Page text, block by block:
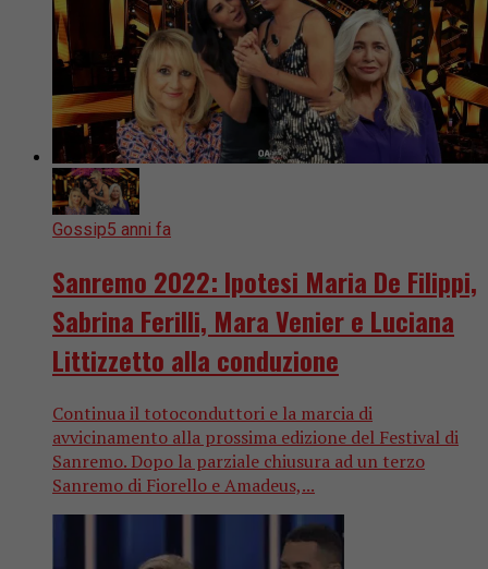
Gossip5 anni fa
Sanremo 2022: Ipotesi Maria De Filippi,
Sabrina Ferilli, Mara Venier e Luciana
Littizzetto alla conduzione
Continua il totoconduttori e la marcia di
avvicinamento alla prossima edizione del Festival di
Sanremo. Dopo la parziale chiusura ad un terzo
Sanremo di Fiorello e Amadeus,...